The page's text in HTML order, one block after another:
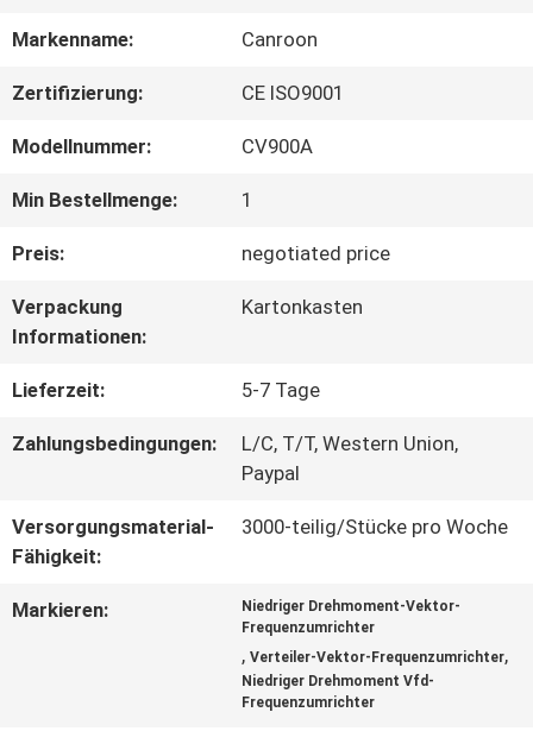
QUALITÄTSKONTROLLE
REFERENZEN
SITEMAP
PRIVACY
POLICY
Markenname: Canroon
Zertifizierung: CE ISO9001
Modellnummer: CV900A
Min Bestellmenge: 1
Preis: negotiated price
Verpackung
Informationen:
Kartonkasten
Lieferzeit: 5-7 Tage
Zahlungsbedingungen:
L/C, T/T, Western Union,
Paypal
Versorgungsmaterial-
Fähigkeit:
3000-teilig/Stücke pro Woche
Markieren:
Niedriger Drehmoment-Vektor-
Frequenzumrichter
,Verteiler-Vektor-Frequenzumrichter,
Niedriger Drehmoment Vfd-
Frequenzumrichter